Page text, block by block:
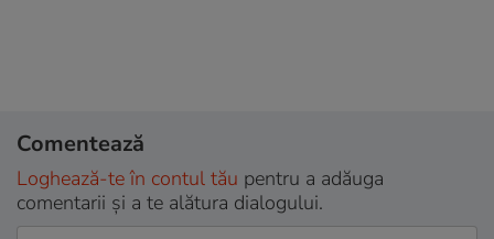
Comentează
Loghează-te în contul tău pentru a adăuga
comentarii și a te alătura dialogului.